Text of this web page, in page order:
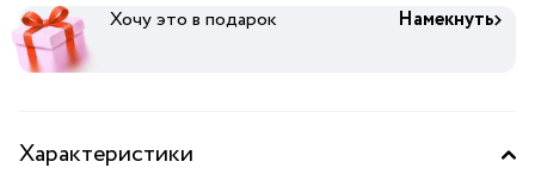
Хочу это в подарок Намекнуть
Характеристики